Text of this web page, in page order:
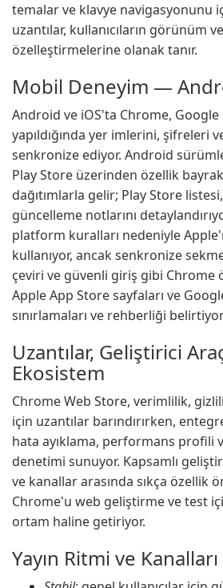
temalar ve klavye navigasyonunu
uzantılar, kullanıcıların görünüm
özelleştirmelerine olanak tanır.
Mobil Deneyim —
Android ve iOS'ta Chrome, Google
yapıldığında yer imlerini, şifreleri
senkronize ediyor. Android
Play Store üzerinden özellik
dağıtımlarla gelir; Play Store
güncelleme notlarını
platform kuralları nedeniyle
kullanıyor, ancak senkronize
çeviri ve güvenli giriş gibi
Apple App Store sayfaları ve
sınırlamaları ve rehberliği
Uzantılar, Geliştirici
Ekosistem
Chrome Web Store, verimlilik,
için uzantılar barındırırken,
hata ayıklama, performans profili
denetimi sunuyor. Kapsamlı
ve kanallar arasında sıkça özellik
Chrome'u web geliştirme ve test
ortam haline getiriyor.
Yayın Ritmi ve Kanalları